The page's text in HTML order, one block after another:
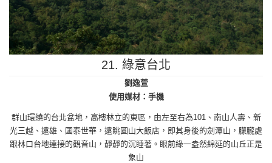
21. 綠意台北
劉逸萱
使用媒材：手機
群山環繞的台北盆地，高樓林立的東區，由左至右為101、南山人壽、新
光三越、遠雄、國泰世華，遠眺圓山大飯店，即其身後的劍潭山，朦朧處
跟林口台地連接的觀音山，靜靜的沉睡著。眼前綠一盎然綿延的山丘正是
象山